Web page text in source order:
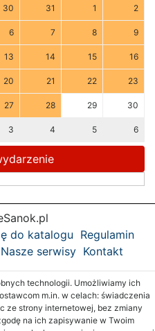
30 31 1 2
6 7 8 9
13 14 15 16
20 21 22 23
27 28 29 30
3 4 5 6
do katalogu Regulamin
Nasze serwisy Kontakt
technologii. Umożliwiamy ich
m.in. w celach: świadczenia
ze strony internetowej, bez zmiany
na ich zapisywanie w Twoim